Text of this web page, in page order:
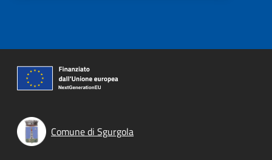
Comune di Sgurgola